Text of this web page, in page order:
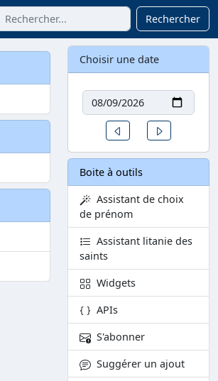
Rechercher
Choisir une date
Date
Un jour avant
Boite à outils
Assistant de choix
de prénom
Assistant litanie des
saints
Widgets
APIs
S'abonner
Suggérer un ajout